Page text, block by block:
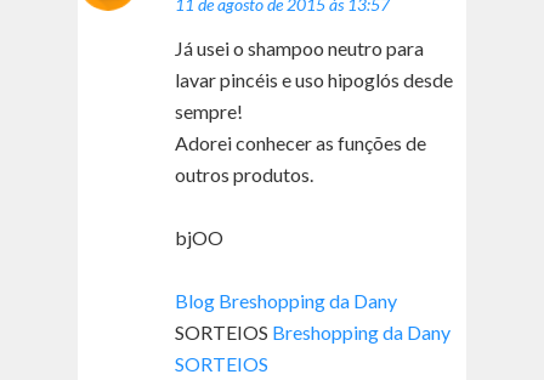
Já usei o shampoo neutro para
lavar pincéis e uso hipoglós desde
sempre!
Adorei conhecer as funções de
outros produtos.
bjOO
Blog Breshopping da Dany
SORTEIOS Breshopping da Dany
SORTEIOS